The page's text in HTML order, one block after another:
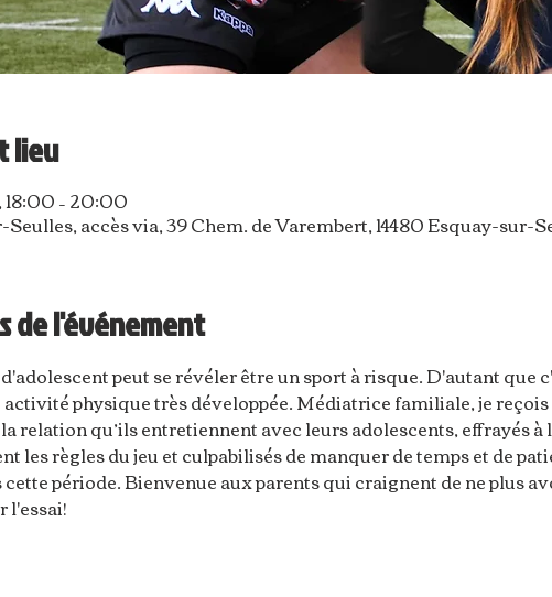
lieu
18:00 – 20:00
accès via, 39 Chem. de Varembert, 14480 Esquay-sur-
de l'événement
peut se révéler être un sport à risque. D'autant que
activité physique très développée. Médiatrice familiale, je
relation qu’ils entretiennent avec leurs adolescents, effrayés à
les règles du jeu et culpabilisés de manquer de temps et de
période. Bienvenue aux parents qui craignent de ne plus
l'essai!